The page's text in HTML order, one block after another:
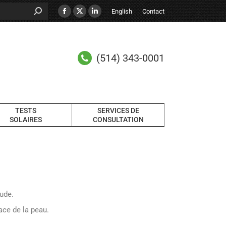
English Contact
(514) 343-0001
TESTS
SOLAIRES
SERVICES DE
CONSULTATION
de la peau.